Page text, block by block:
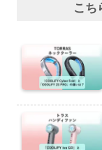
こち